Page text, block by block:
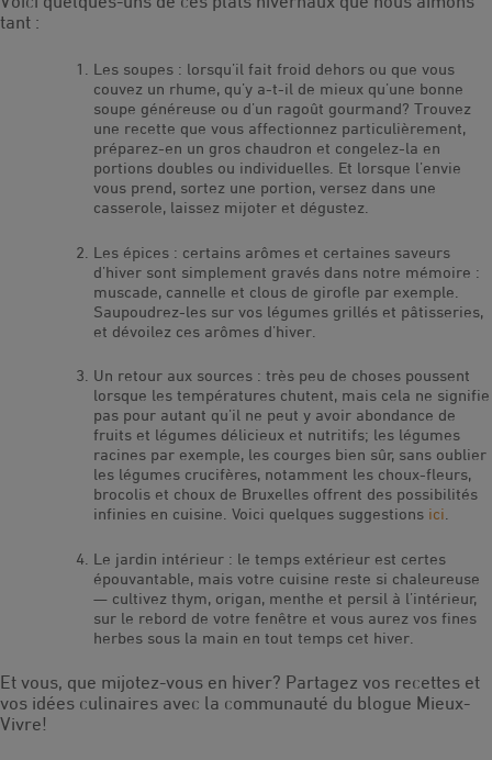
tant :
Les soupes : lorsqu’il fait froid dehors ou que vous
couvez un rhume, qu’y a-t-il de mieux qu’une bonne
soupe généreuse ou d’un ragoût gourmand? Trouvez
une recette que vous affectionnez particulièrement,
préparez-en un gros chaudron et congelez-la en
portions doubles ou individuelles. Et lorsque l’envie
vous prend, sortez une portion, versez dans une
casserole, laissez mijoter et dégustez.
Les épices : certains arômes et certaines saveurs
d’hiver sont simplement gravés dans notre mémoire :
muscade, cannelle et clous de girofle par exemple.
Saupoudrez-les sur vos légumes grillés et pâtisseries,
et dévoilez ces arômes d’hiver.
Un retour aux sources : très peu de choses poussent
lorsque les températures chutent, mais cela ne signifie
pas pour autant qu’il ne peut y avoir abondance de
fruits et légumes délicieux et nutritifs; les légumes
racines par exemple, les courges bien sûr, sans oublier
les légumes crucifères, notamment les choux-fleurs,
brocolis et choux de Bruxelles offrent des possibilités
infinies en cuisine. Voici quelques suggestions ici
Le jardin intérieur : le temps extérieur est certes
épouvantable, mais votre cuisine reste si chaleureuse
— cultivez thym, origan, menthe et persil à l’intérieur,
sur le rebord de votre fenêtre et vous aurez vos fines
herbes sous la main en tout temps cet hiver.
Et vous, que mijotez-vous en hiver? Partagez vos recettes et
vos idées culinaires avec la communauté du blogue Mieux-
Vivre!